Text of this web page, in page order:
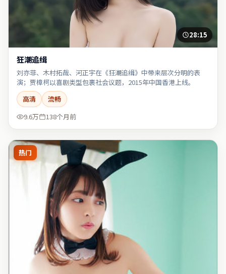
28:15
狂潮追缉
刘亦菲、木村拓哉、河正宇在《狂潮追缉》中带来层次分明的表
演；贾樟柯以喜剧类型包裹社会议题，2015年中国香港上线。
高清
流畅
9.6万
138个月前
热门